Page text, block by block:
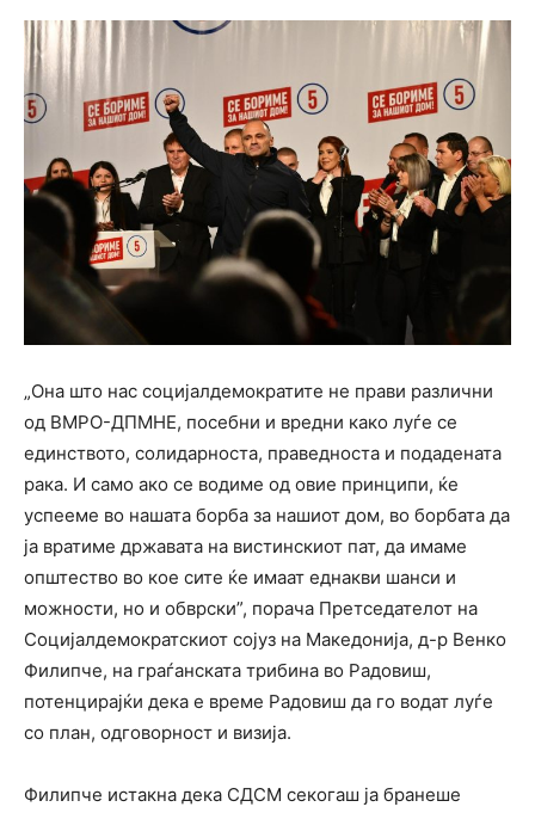
„Она што нас социјалдемократите не прави различни
од ВМРО-ДПМНЕ, посебни и вредни како луѓе се
единството, солидарноста, праведноста и подадената
рака. И само ако се водиме од овие принципи, ќе
успееме во нашата борба за нашиот дом, во борбата да
ја вратиме државата на вистинскиот пат, да имаме
општество во кое сите ќе имаат еднакви шанси и
можности, но и обврски”, порача Претседателот на
Социјалдемократскиот сојуз на Македонија, д-р Венко
Филипче, на граѓанската трибина во Радовиш,
потенцирајќи дека е време Радовиш да го водат луѓе
со план, одговорност и визија.
Филипче истакна дека СДСМ секогаш ја бранеше